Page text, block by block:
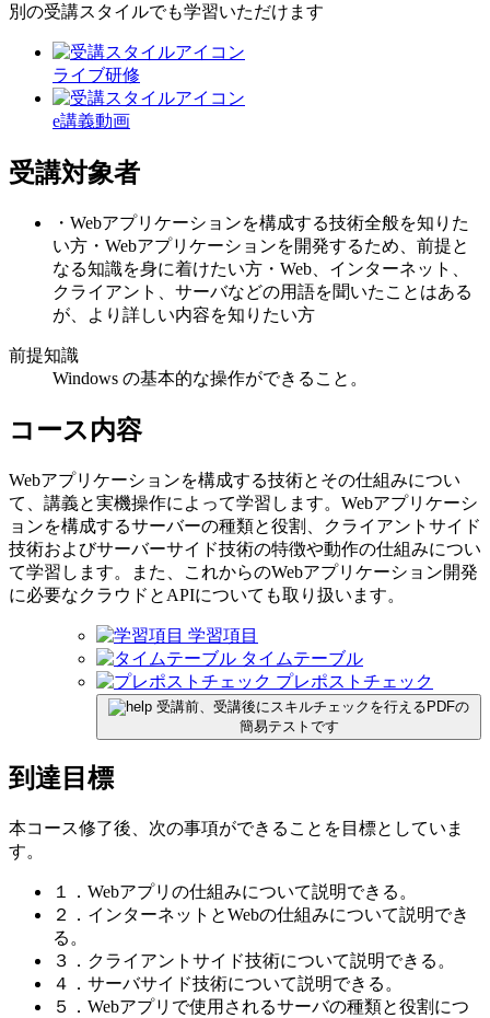
別の受講スタイルでも学習いただけます
ライブ研修
e講義動画
受講対象者
・Webアプリケーションを構成する技術全般を知りた
い方・Webアプリケーションを開発するため、前提と
なる知識を身に着けたい方・Web、インターネット、
クライアント、サーバなどの用語を聞いたことはある
が、より詳しい内容を知りたい方
前提知識
Windows の基本的な操作ができること。
コース内容
Webアプリケーションを構成する技術とその仕組みについ
て、講義と実機操作によって学習します。Webアプリケーシ
ョンを構成するサーバーの種類と役割、クライアントサイド
技術およびサーバーサイド技術の特徴や動作の仕組みについ
て学習します。また、これからのWebアプリケーション開発
に必要なクラウドとAPIについても取り扱います。
学習項目
タイムテーブル
プレポストチェック
受講前、受講後にスキルチェックを行えるPDFの
簡易テストです
到達目標
本コース修了後、次の事項ができることを目標としていま
す。
１．Webアプリの仕組みについて説明できる。
２．インターネットとWebの仕組みについて説明でき
る。
３．クライアントサイド技術について説明できる。
４．サーバサイド技術について説明できる。
５．Webアプリで使用されるサーバの種類と役割につ